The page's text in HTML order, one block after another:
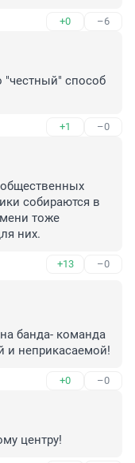
+0 –6
"честный" способ
+1 –0
собираются в
тоже
них.
+13 –0
банда- команда
и неприкасаемой!
+0 –0
центру!